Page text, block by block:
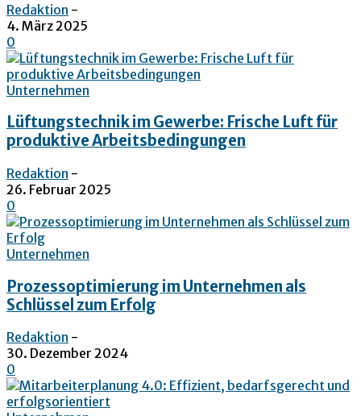
Redaktion -
4. März 2025
0
Unternehmen
Lüftungstechnik im Gewerbe: Frische Luft für
produktive Arbeitsbedingungen
Redaktion -
26. Februar 2025
0
Unternehmen
Prozessoptimierung im Unternehmen als
Schlüssel zum Erfolg
Redaktion -
30. Dezember 2024
0